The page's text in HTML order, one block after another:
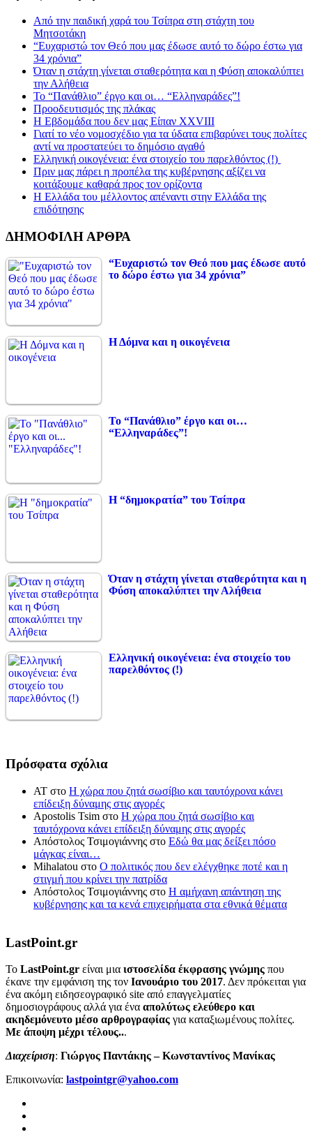
Από την παιδική χαρά του Τσίπρα στη στάχτη του
Μητσοτάκη
“Ευχαριστώ τον Θεό που μας έδωσε αυτό το δώρο έστω για
34 χρόνια”
Όταν η στάχτη γίνεται σταθερότητα και η Φύση αποκαλύπτει
την Αλήθεια
Το “Πανάθλιο” έργο και οι… “Ελληναράδες”!
Προοδευτισμός της πλάκας
Η Εβδομάδα που δεν μας Είπαν XXVIII
Γιατί το νέο νομοσχέδιο για τα ύδατα επιβαρύνει τους πολίτες
αντί να προστατεύει το δημόσιο αγαθό
Ελληνική οικογένεια: ένα στοιχείο του παρελθόντος (!)
Πριν μας πάρει η προπέλα της κυβέρνησης αξίζει να
κοιτάξουμε καθαρά προς τον ορίζοντα
Η Ελλάδα του μέλλοντος απέναντι στην Ελλάδα της
επιδότησης
ΔΗΜΟΦΙΛΗ ΑΡΘΡΑ
“Ευχαριστώ τον Θεό που μας έδωσε αυτό
το δώρο έστω για 34 χρόνια”
Η Δόμνα και η οικογένεια
Το “Πανάθλιο” έργο και οι…
“Ελληναράδες”!
Η “δημοκρατία” του Τσίπρα
Όταν η στάχτη γίνεται σταθερότητα και η
Φύση αποκαλύπτει την Αλήθεια
Ελληνική οικογένεια: ένα στοιχείο του
παρελθόντος (!)
Πρόσφατα σχόλια
ΑΤ στο Η χώρα που ζητά σωσίβιο και ταυτόχρονα κάνει
επίδειξη δύναμης στις αγορές
Apostolis Tsim στο Η χώρα που ζητά σωσίβιο και
ταυτόχρονα κάνει επίδειξη δύναμης στις αγορές
Απόστολος Τσιμογιάννης στο Εδώ θα μας δείξει πόσο
μάγκας είναι…
Mihalatou στο Ο πολιτικός που δεν ελέγχθηκε ποτέ και η
στιγμή που κρίνει την πατρίδα
Απόστολος Τσιμογιάννης στο Η αμήχανη απάντηση της
κυβέρνησης και τα κενά επιχειρήματα στα εθνικά θέματα
LastPoint.gr
To LastPoint.gr είναι μια ιστοσελίδα έκφρασης γνώμης που
έκανε την εμφάνιση της τον Ιανουάριο του 2017. Δεν πρόκειται για
ένα ακόμη ειδησεογραφικό site από επαγγελματίες
δημοσιογράφους αλλά για ένα απολύτως ελεύθερο και
ακηδεμόνευτο μέσο αρθρογραφίας για καταξιωμένους πολίτες.
Με άποψη μέχρι τέλους...
Διαχείριση: Γιώργος Παντάκης – Κωνσταντίνος Μανίκας
Επικοινωνία: lastpointgr@yahoo.com